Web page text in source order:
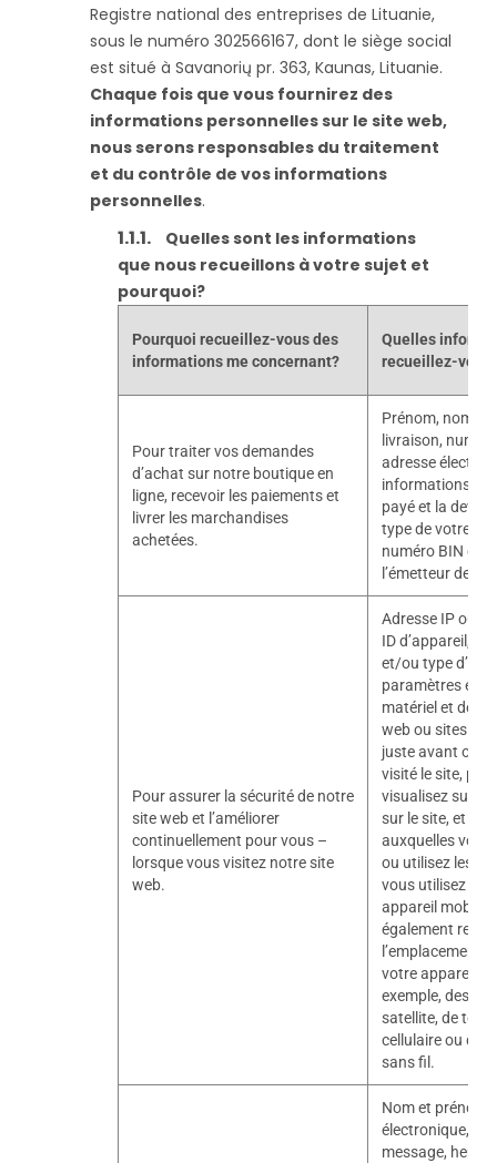
Registre national des entreprises de Lituanie,
sous le numéro 302566167, dont le siège social
est situé à Savanorių pr. 363, Kaunas, Lituanie.
Chaque fois que vous fournirez des
informations personnelles sur le site web,
nous serons responsables du traitement
et du contrôle de vos informations
personnelles.
Quelles sont les informations
que nous recueillons à votre sujet et
pourquoi?
Pourquoi recueillez-vous des
informations me concernant?
Quelles
recueillez-vous
Pour traiter vos demandes
d’achat sur notre boutique en
ligne, recevoir les paiements et
livrer les marchandises
achetées.
Prénom, nom,
livraison,
adresse
informations sur
payé et la
type de votre
numéro BIN et
l’émetteur de la
Pour assurer la sécurité de notre
site web et l’améliorer
continuellement pour vous –
lorsque vous visitez notre site
web.
Adresse IP ou
ID d’appareil,
et/ou type
paramètres et
matériel et des
web ou sites
juste avant ou
visité le site,
visualisez sur le
sur le site, et les
auxquelles vous
ou utilisez les
vous utilisez le
appareil mobile,
également
l’emplacement
votre appareil
exemple, des
satellite, de tour
cellulaire ou de
sans fil.
Nom et prénom,
électronique,
message, heure